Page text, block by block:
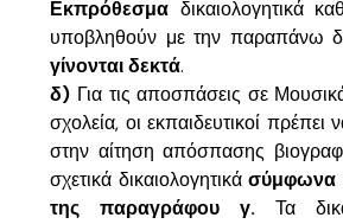
Εκπρόθεσμα δικαιολογητικά
υποβληθούν με την παραπάνω
γίνονται δεκτά.
δ) Για τις αποσπάσεις σε
σχολεία, οι εκπαιδευτικοί
στην αίτηση απόσπασης
σχετικά δικαιολογητικάσύμφωνα
της παραγράφου γ. Τα